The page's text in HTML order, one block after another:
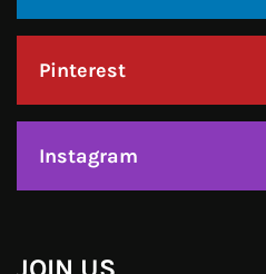
Instagram